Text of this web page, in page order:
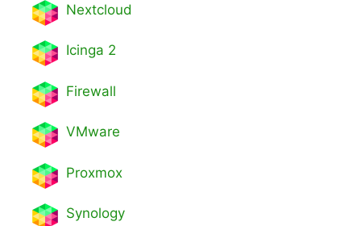
Nextcloud
Icinga 2
Firewall
VMware
Proxmox
Synology